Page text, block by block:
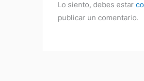
Lo siento, debes estar
publicar un comentario.